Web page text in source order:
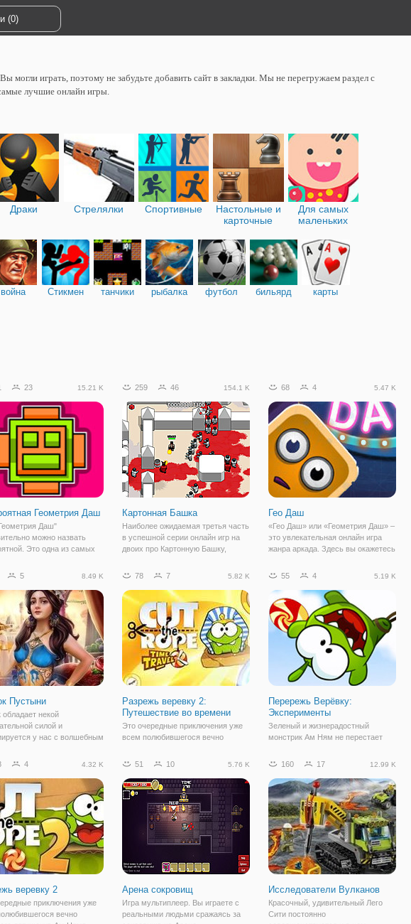
(0)
играть, поэтому не забудьте добавить сайт в закладки. Мы не перегружаем раздел с
лучшие онлайн игры.
Драки Стрелялки Спортивные
Настольные и
карточные
Для самых
маленьких
война Стикмен танчики рыбалка футбол бильярд карты
23 15.21 K
Геометрия Даш
Даш"
можно назвать
Это одна из самых
отлично подходит для
скоротать досуг. В игре
259 46 154.1 K
Картонная Башка
Наиболее ожидаемая третья часть
в успешной серии онлайн игр на
двоих про Картонную Башку,
для мальчиков с кучей крови. С
так же можно играть вдвоем и в
режиме
68 4 5.47 K
Гео Даш
«Гео Даш» или «Геометрия Даш» –
это увлекательная онлайн игра
жанра аркада. Здесь вы окажетесь
управляете мини-кубом, у
глаза и рот. Он мчится на
приличной скорости
5 8.49 K
Пустыни
обладает некой
силой и
у нас с волшебным
названием «Цветок
помочь принцессе
безответно влюбилась
78 7 5.82 K
Разрежь веревку 2:
Путешествие во времени
Это очередные приключения уже
всем полюбившегося вечно
который жаждет съесть этот
веревочке. От других игр серии
эта отличается тем, что здесь Ам
Ням попал в
55 4 5.19 K
Перережь Верёвку:
Эксперименты
Зеленый и жизнерадостный
монстрик Ам Ням не перестает
и вновь выходит на охоту за
персонаж имеет очень большой
аппетит, поэтому готов питаться
сладким ежедневно.
4 4.32 K
веревку 2
приключения уже
вечно
51 10 5.76 K
Арена сокровищ
Игра мультиплеер. Вы играете с
реальными людьми сражаясь за
160 17 12.99 K
Исследователи Вулканов
Красочный, удивительный Лего
Сити постоянно